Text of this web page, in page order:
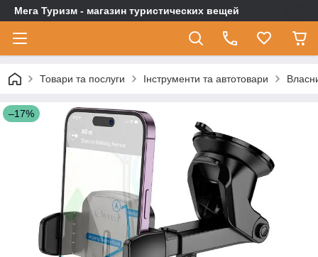
Мега Туризм - магазин туристических вещей
Товари та послуги Інструменти та автотовари
–17%